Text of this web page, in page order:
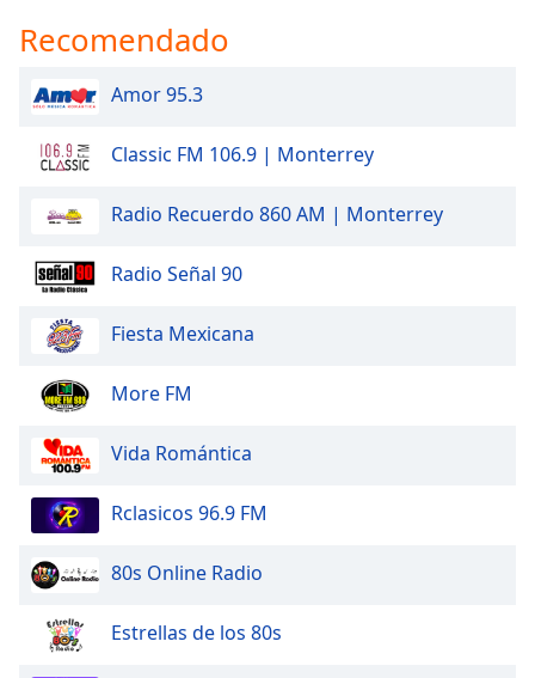
Recomendado
Amor 95.3
Classic FM 106.9 | Monterrey
Radio Recuerdo 860 AM | Monterrey
Radio Señal 90
Fiesta Mexicana
More FM
Vida Romántica
Rclasicos 96.9 FM
80s Online Radio
Estrellas de los 80s